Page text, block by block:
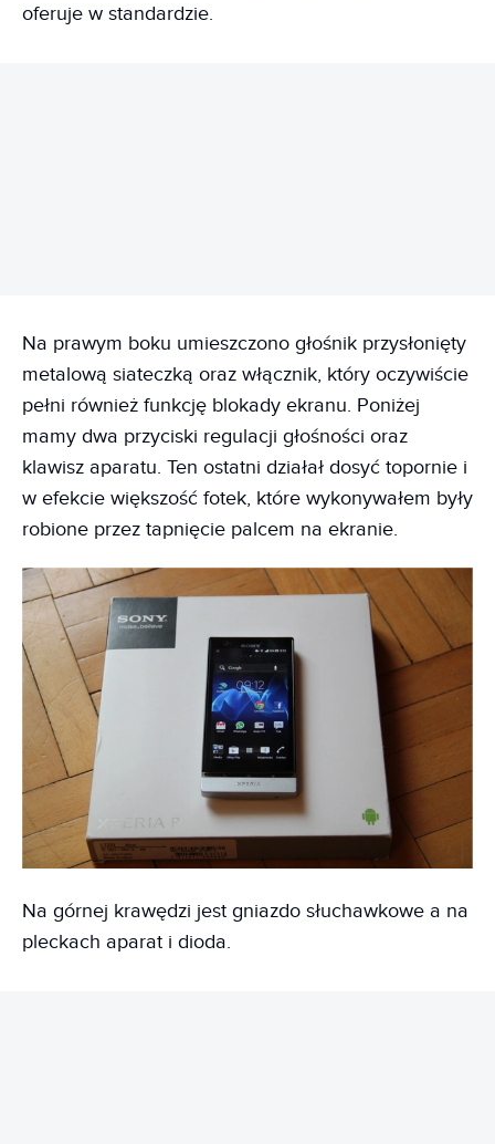
oferuje w standardzie.
Na prawym boku umieszczono głośnik przysłonięty
metalową siateczką oraz włącznik, który oczywiście
pełni również funkcję blokady ekranu. Poniżej
mamy dwa przyciski regulacji głośności oraz
klawisz aparatu. Ten ostatni działał dosyć topornie i
w efekcie większość fotek, które wykonywałem były
robione przez tapnięcie palcem na ekranie.
Na górnej krawędzi jest gniazdo słuchawkowe a na
pleckach aparat i dioda.